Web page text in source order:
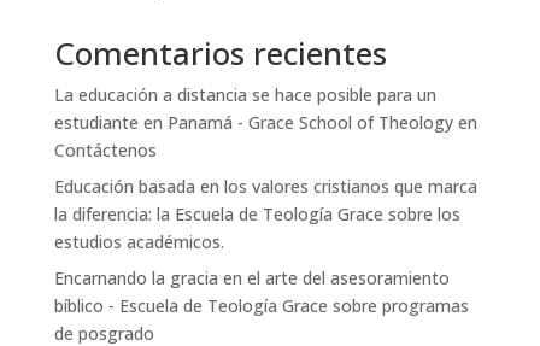
Comentarios recientes
La educación a distancia se hace posible para un
estudiante en Panamá - Grace School of Theologyen
Contáctenos
Educación basada en los valores cristianos que marca
la diferencia: la Escuela de Teología Grace sobre los
estudios académicos.
Encarnando la gracia en el arte del asesoramiento
bíblico - Escuela de Teología Grace sobre programas
de posgrado